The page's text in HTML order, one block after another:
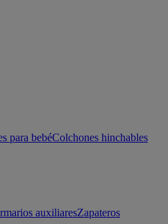
para bebéColchones hinchables
auxiliaresZapateros